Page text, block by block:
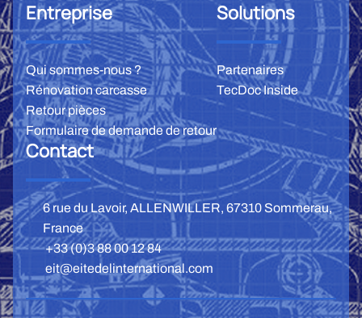
Entreprise
Qui sommes-nous ?
Rénovation carcasse
Retour pièces
Formulaire de demande de retour
Solutions
Partenaires
TecDoc Inside
Contact
6 rue du Lavoir, ALLENWILLER, 67310 Sommerau,
France
+33 (0)3 88 00 12 84
eit@eitedelinternational.com